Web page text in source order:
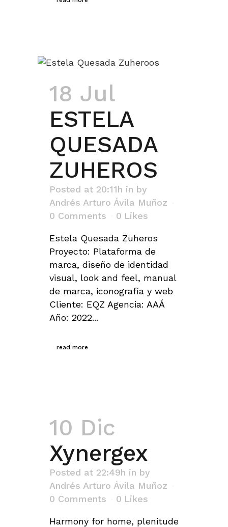
18 Jul
ESTELA
QUESADA
ZUHEROS
Posted at 20:11h in by
Andrés Arturo Ávila Muñoz
0 Comments
0 Likes
Estela Quesada Zuheros
Proyecto: Plataforma de
marca, diseño de identidad
visual, look and feel, manual
de marca, iconografía y web
Cliente: EQZ Agencia: AAÁ
Año: 2022...
read more
10 Dic
Xynergex
Posted at 22:49h in by
Andrés Arturo Ávila Muñoz
0 Comments
0 Likes
Harmony for home, plenitude